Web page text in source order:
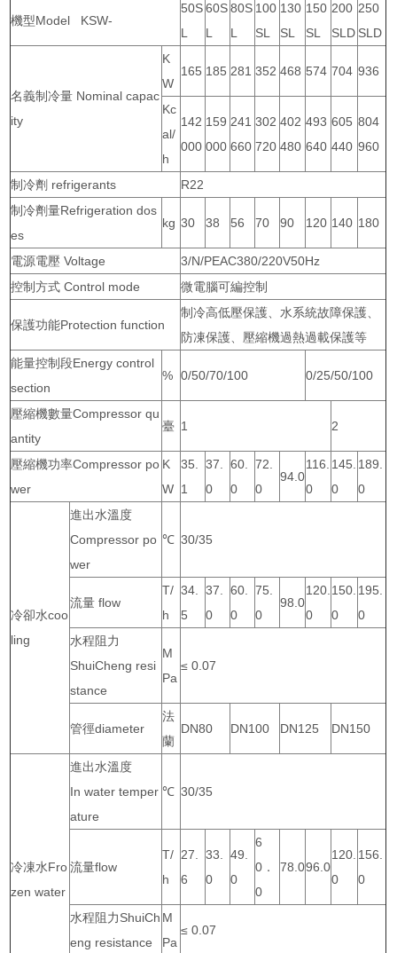
機型Model KSW-
50S
L
60S
L
80S
L
100
SL
130
SL
150
SL
200
SLD
250
SLD
名義制冷量 Nominal capac
ity
K
W
165 185 281 352 468 574 704 936
Kc
al/
h
142
000
159
000
241
660
302
720
402
480
493
640
605
440
804
960
制冷劑 refrigerants
R22
制冷劑量Refrigeration dos
es
kg 30 38 56 70 90 120 140 180
電源電壓 Voltage
3/N/PEAC380/220V50Hz
控制方式 Control mode
微電腦可編控制
保護功能Protection function
制冷高低壓保護、水系統故障保護、
防凍保護、壓縮機過熱過載保護等
能量控制段Energy control
section
% 0/50/70/100 0/25/50/100
壓縮機數量Compressor qu
antity
臺 1 2
壓縮機功率Compressor po
wer
K
W
35.
1
37.
0
60.
0
72.
0
94.0
116.
0
145.
0
189.
0
冷卻水coo
ling
進出水溫度
Compressor po
wer
℃ 30/35
流量 flow
T/
h
34.
5
37.
0
60.
0
75.
0
98.0
120.
0
150.
0
195.
0
水程阻力
ShuiCheng resi
stance
M
Pa
≤ 0.07
管徑diameter
法
蘭
DN80 DN100 DN125 DN150
冷凍水Fro
zen water
進出水溫度
In water temper
ature
℃ 30/35
流量flow
T/
h
27.
6
33.
0
49.
0
6
0．
0
78.096.0
120.
0
156.
0
水程阻力ShuiCh
eng resistance
M
Pa
≤ 0.07